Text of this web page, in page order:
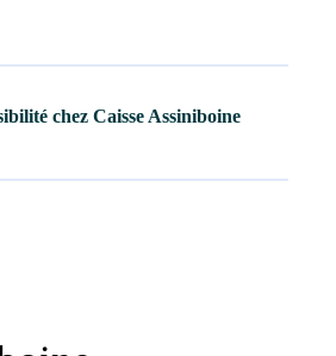
chez Caisse Assiniboine